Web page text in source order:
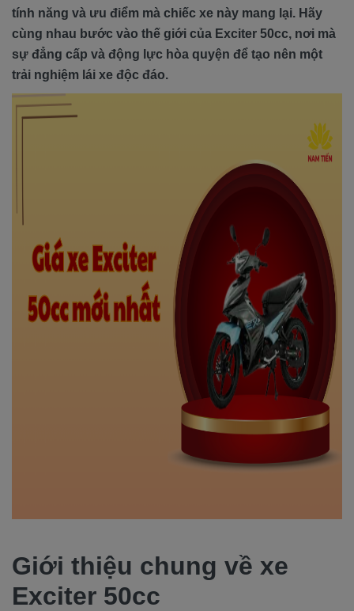
tính năng và ưu điểm mà chiếc xe này mang lại. Hãy
cùng nhau bước vào thế giới của Exciter 50cc, nơi mà
sự đẳng cấp và động lực hòa quyện để tạo nên một
trải nghiệm lái xe độc đáo.
Giới thiệu chung về xe
Exciter 50cc